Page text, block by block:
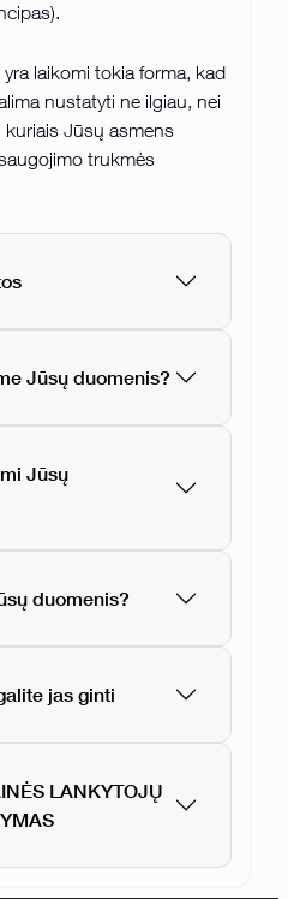
laikomi tokia forma, kad
nustatyti ne ilgiau, nei
kuriais Jūsų asmens
trukmės
Jūsų duomenis?
Jūsų
duomenis?
jas ginti
LANKYTOJŲ